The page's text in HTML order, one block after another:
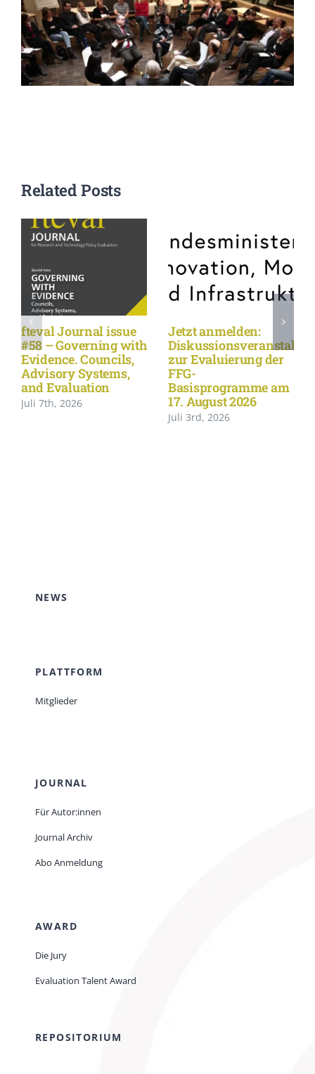
Related Posts
fteval Journal issue
#58 – Governing with
Evidence. Councils,
Advisory Systems,
and Evaluation
Juli 7th, 2026
Jetzt anmelden:
zur Evaluierung der
FFG-
Basisprogramme am
17. August 2026
Juli 3rd, 2026
NEWS
PLATTFORM
Mitglieder
JOURNAL
Für Autor:innen
Journal Archiv
Abo Anmeldung
AWARD
Die Jury
Evaluation Talent Award
REPOSITORIUM